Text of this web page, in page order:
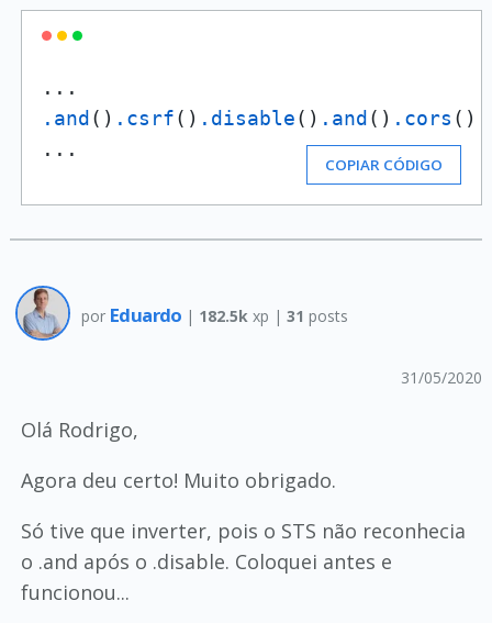
.and() .csrf() .disable() .and() .cors ()
...
COPIAR CÓDIGO
por Eduardo | 182.5k xp |31 posts
31/05/2020
Olá Rodrigo,
Agora deu certo! Muito obrigado.
Só tive que inverter, pois o STS não reconhecia
o .and após o .disable. Coloquei antes e
funcionou...